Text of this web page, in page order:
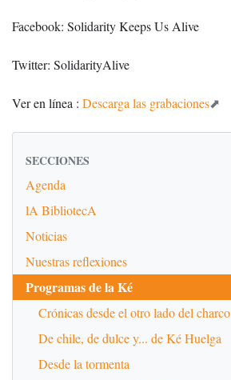
Facebook: Solidarity Keeps Us Alive
Twitter: SolidarityAlive
Ver en línea : Descarga las grabaciones
SECCIONES
Agenda
lA BibliotecA
Noticias
Nuestras reflexiones
Programas de la Ké
Crónicas desde el otro lado del charco
De chile, de dulce y... de Ké Huelga
Desde la tormenta